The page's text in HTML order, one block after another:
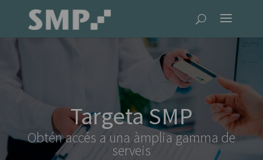
Targeta SMP
Obténaccés a una àmplia gamma de
serveis